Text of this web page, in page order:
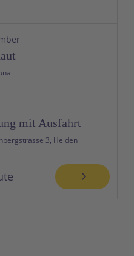
Leuna
mit Ausfahrt
Freudenbergstrasse 3, Heiden